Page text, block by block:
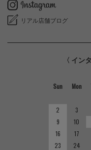
リアル店舗ブログ
〈 イン
Sun Mon
2
3
9
10
16
17
23
24